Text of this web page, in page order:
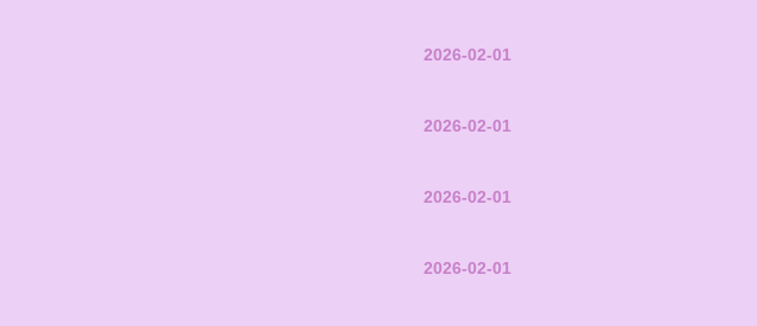
2026-02-01
2026-02-01
2026-02-01
2026-02-01